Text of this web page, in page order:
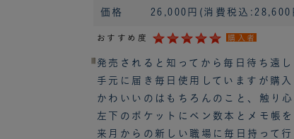
価格 26,000円 (消費税込:28,600
おすすめ度 購入者
発売されると知ってから毎日待ち遠
手元に届き毎日使用していますが購
かわいいのはもちろんのこと、触り心
左下のポケットにペン数本とメモ帳を
来月からの新しい職場に毎日持って行